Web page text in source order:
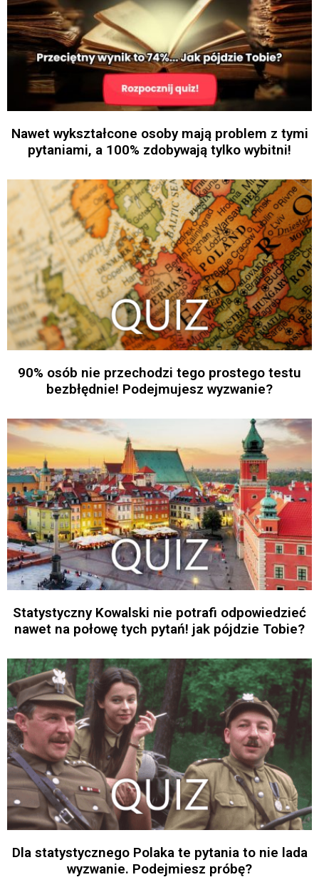
Nawet wykształcone osoby mają problem z tymi
pytaniami, a 100% zdobywają tylko wybitni!
90% osób nie przechodzi tego prostego testu
bezbłędnie! Podejmujesz wyzwanie?
Statystyczny Kowalski nie potrafi odpowiedzieć
nawet na połowę tych pytań! jak pójdzie Tobie?
Dla statystycznego Polaka te pytania to nie lada
wyzwanie. Podejmiesz próbę?